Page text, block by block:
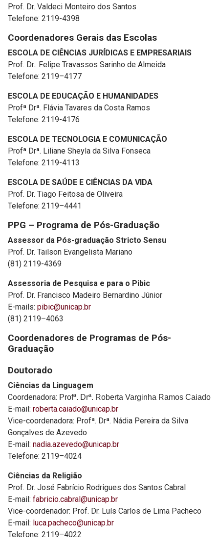
Prof. Dr. Valdeci Monteiro dos Santos
Telefone: 2119-4398
Coordenadores Gerais das Escolas
ESCOLA DE CIÊNCIAS JURÍDICAS E EMPRESARIAIS
Prof. Dr.. Felipe Travassos Sarinho de Almeida
Telefone: 2119–4177
ESCOLA DE EDUCAÇÃO E HUMANIDADES
Profª Drª. Flávia Tavares da Costa Ramos
Telefone: 2119-4176
ESCOLA DE TECNOLOGIA E COMUNICAÇÃO
Profª Drª. Liliane Sheyla da Silva Fonseca
Telefone: 2119-4113
ESCOLA DE SAÚDE E CIÊNCIAS DA VIDA
Prof. Dr. Tiago Feitosa de Oliveira
Telefone: 2119–4441
PPG – Programa de Pós-Graduação
Assessor da Pós-graduação Stricto Sensu
Prof. Dr. Tailson Evangelista Mariano
(81) 2119-4369
Assessoria de Pesquisa e para o Pibic
Prof. Dr. Francisco Madeiro Bernardino Júnior
E-mails: pibic@unicap.br
(81) 2119–4063
Coordenadores de Programas de Pós-
Graduação
Doutorado
Ciências da Linguagem
Coordenadora: Profª. Drª. Roberta Varginha Ramos Caiado
E-mail: roberta.caiado@unicap.br
Vice-coordenadora: Profª. Drª. Nádia Pereira da Silva
Gonçalves de Azevedo
E-mail: nadia.azevedo@unicap.br
Telefone: 2119–4024
Ciências da Religião
Prof. Dr. José Fabrício Rodrigues dos Santos Cabral
E-mail: fabricio.cabral@unicap.br
Vice-coordenador: Prof. Dr. Luís Carlos de Lima Pacheco
E-mail: luca.pacheco@unicap.br
Telefone: 2119–4022